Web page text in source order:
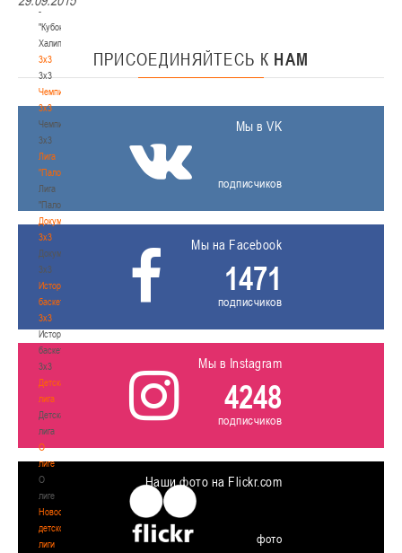
-
"Кубок
Халипского"
3x3
3x3
Чемпионат
3х3
Чемпионат
3х3
Лига
"Палова"
Лига
"Палова"
Документы
3х3
Документы
3х3
История
баскетбола
3х3
История
баскетбола
3х3
Детская
лига
Детская
лига
О
лиге
О
лиге
Новости
детской
лиги
ПРИСОЕДИНЯЙТЕСЬ К НАМ
Мы в VK
подписчиков
Мы на Facebook
1471
подписчиков
Мы в Instagram
4248
подписчиков
Наши фото на Flickr.com
фото